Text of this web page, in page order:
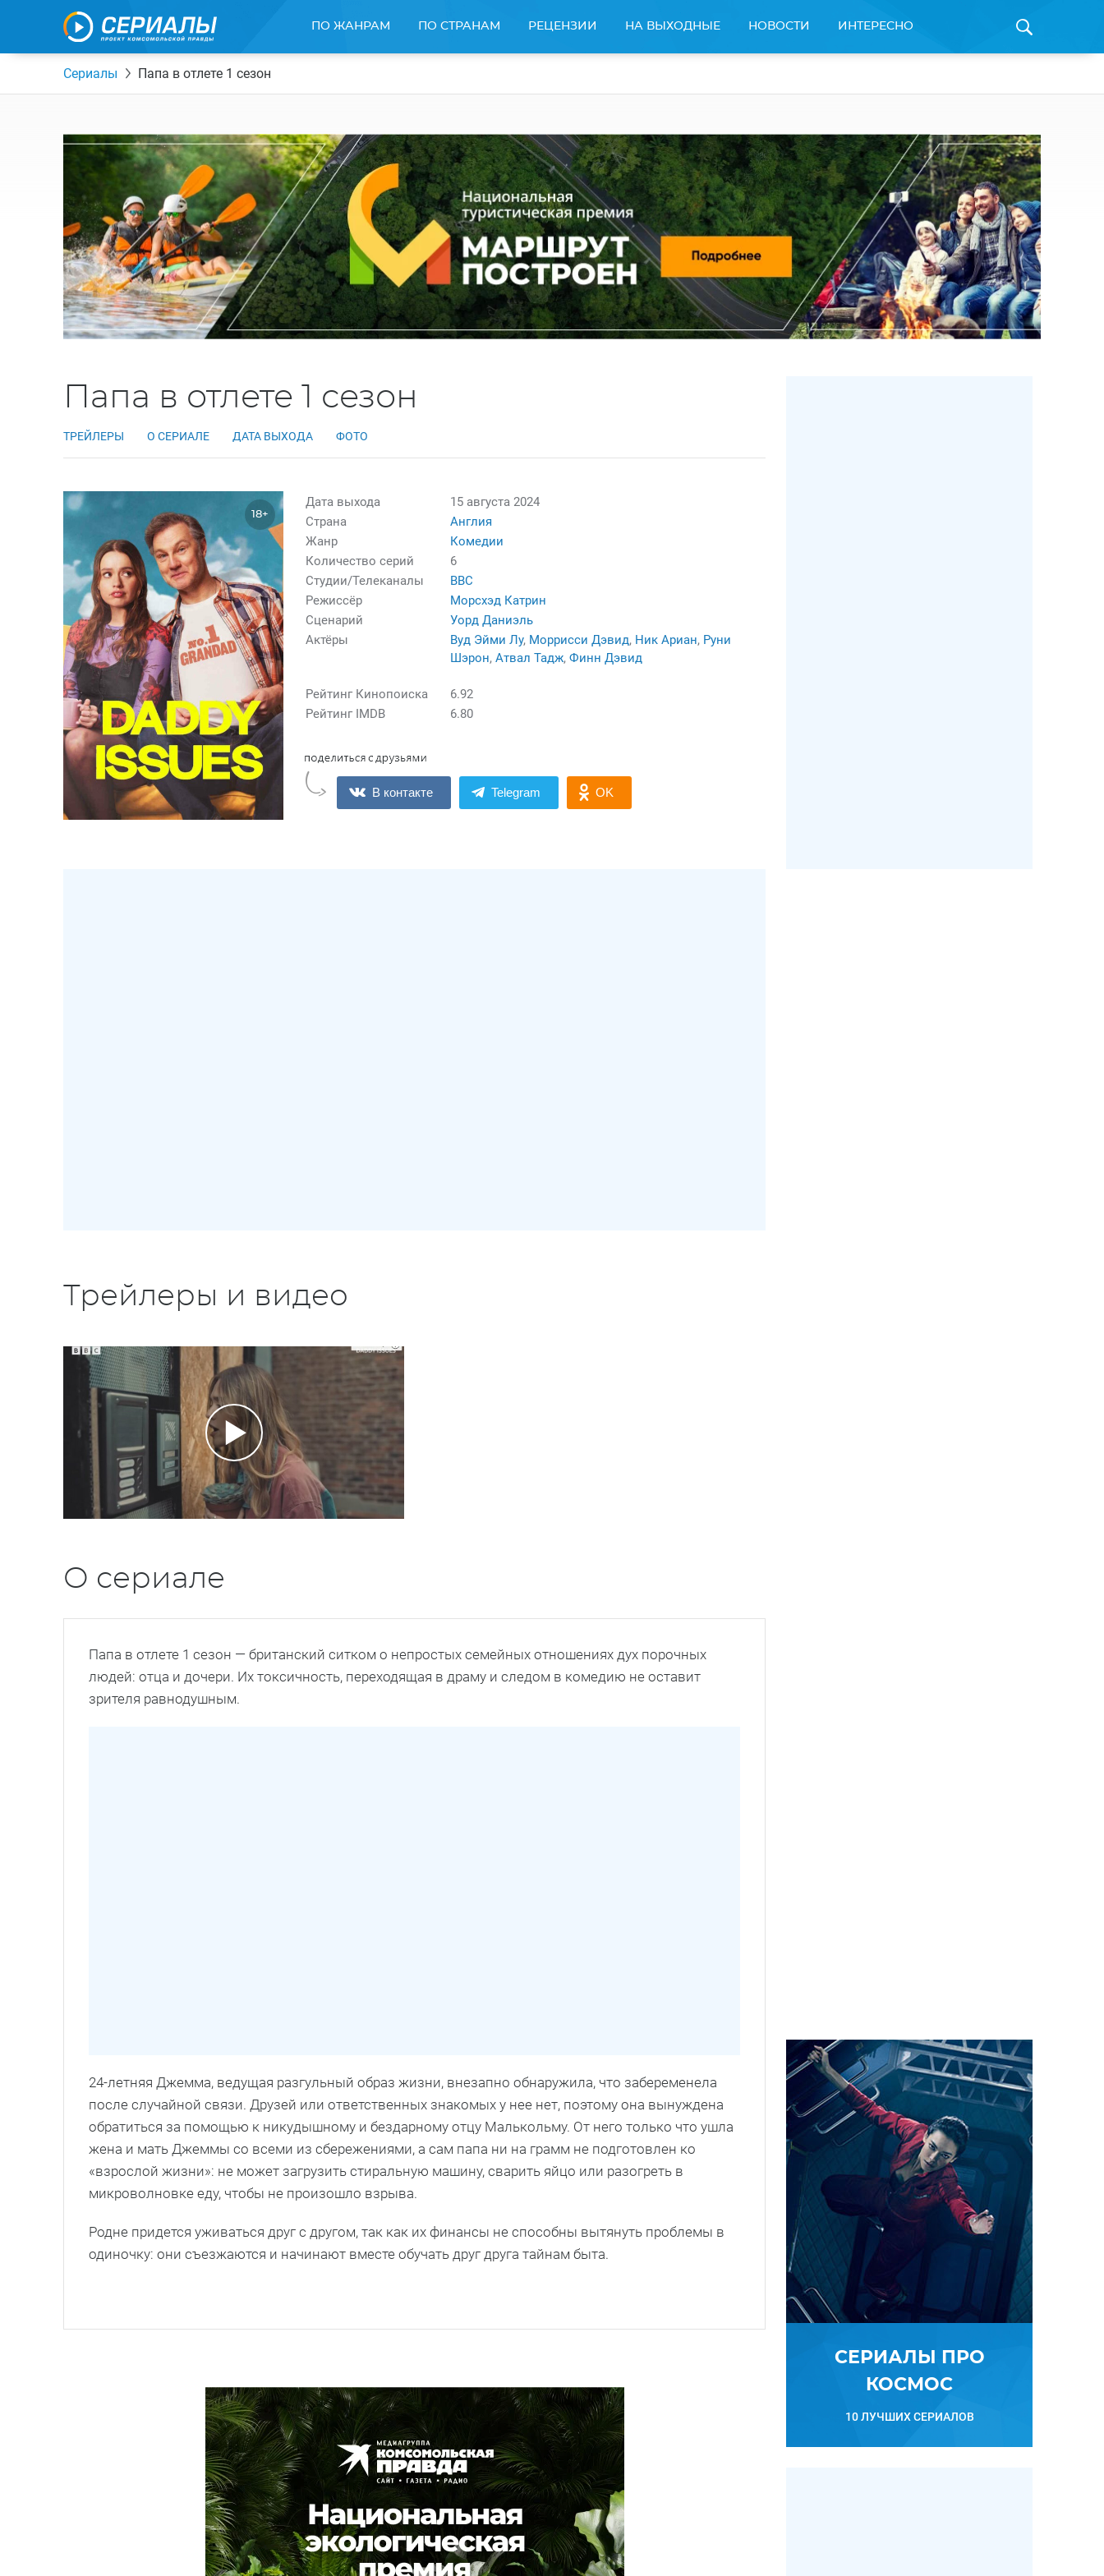
ПО ЖАНРАМ ПО СТРАНАМ РЕЦЕНЗИИ НА ВЫХОДНЫЕ НОВОСТИ ИНТЕРЕСНО
Сериалы Папа в отлете 1 сезон
Папа в отлете 1 сезон
ТРЕЙЛЕРЫ О СЕРИАЛЕ ДАТА ВЫХОДА ФОТО
18+
Дата выхода
15 августа 2024
Страна
Англия
Жанр
Комедии
Количество серий
6
Студии/Телеканалы
BBC
Режиссёр
Морсхэд Катрин
Сценарий
Уорд Даниэль
Актёры
Вуд Эйми Лу, Моррисси Дэвид, Ник Ариан, Руни
Шэрон,Атвал Тадж,Финн Дэвид
Рейтинг Кинопоиска
6.92
Рейтинг IMDB
6.80
В контакте Telegram OK
Трейлеры и видео
О сериале
Папа в отлете 1 сезон — британский ситком о непростых семейных отношениях дух порочных
людей: отца и дочери. Их токсичность, переходящая в драму и следом в комедию не оставит
зрителя равнодушным.
24-летняя Джемма, ведущая разгульный образ жизни, внезапно обнаружила, что забеременела
после случайной связи. Друзей или ответственных знакомых у нее нет, поэтому она вынуждена
обратиться за помощью к никудышному и бездарному отцу Малькольму. От него только что ушла
жена и мать Джеммы со всеми из сбережениями, а сам папа ни на грамм не подготовлен ко
«взрослой жизни»: не может загрузить стиральную машину, сварить яйцо или разогреть в
микроволновке еду, чтобы не произошло взрыва.
Родне придется уживаться друг с другом, так как их финансы не способны вытянуть проблемы в
одиночку: они съезжаются и начинают вместе обучать друг друга тайнам быта.
СЕРИАЛЫ ПРО
КОСМОС
10 ЛУЧШИХ СЕРИАЛОВ